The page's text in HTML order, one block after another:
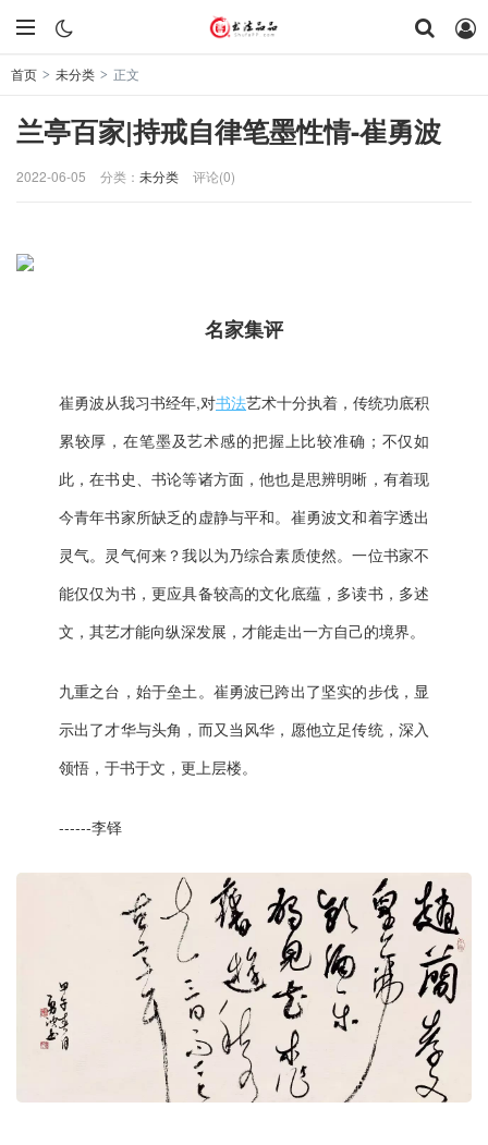
首页 > 未分类 > 正文
兰亭百家|持戒自律笔墨性情-崔勇波
2022-06-05 分类： 未分类 评论(0)
名家集评
崔勇波从我习书经年,对书法艺术十分执着，传统功底积
累较厚，在笔墨及艺术感的把握上比较准确；不仅如
此，在书史、书论等诸方面，他也是思辨明晰，有着现
今青年书家所缺乏的虚静与平和。崔勇波文和着字透出
灵气。灵气何来？我以为乃综合素质使然。一位书家不
能仅仅为书，更应具备较高的文化底蕴，多读书，多述
文，其艺才能向纵深发展，才能走出一方自己的境界。
九重之台，始于垒土。崔勇波已跨出了坚实的步伐，显
示出了才华与头角，而又当风华，愿他立足传统，深入
领悟，于书于文，更上层楼。
------李铎